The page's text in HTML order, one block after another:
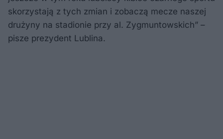
skorzystają z tych zmian i zobaczą mecze naszej
drużyny na stadionie przy al. Zygmuntowskich” –
pisze prezydent Lublina.